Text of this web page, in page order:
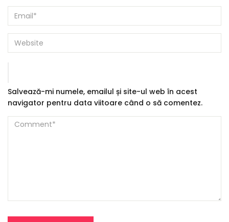
Salvează-mi numele, emailul și site-ul web în acest
navigator pentru data viitoare când o să comentez.